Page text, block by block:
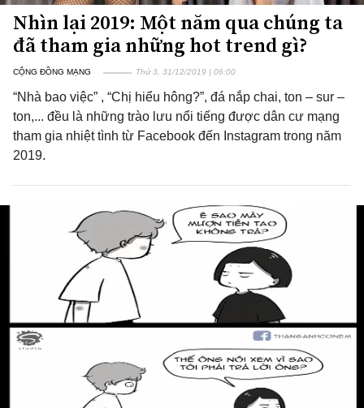
Nhìn lại 2019: Một năm qua chúng ta
đã tham gia những hot trend gì?
CỘNG ĐỒNG MẠNG Thứ 3, 31/12/2019 | 06:00
“Nhà bao việc” , “Chị hiểu hông?”, đá nắp chai, ton – sur –
ton,... đều là những trào lưu nổi tiếng được dân cư mạng
tham gia nhiệt tình từ Facebook đến Instagram trong năm
2019.